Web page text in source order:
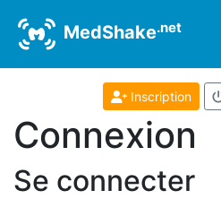
MedShake.net
Inscription
Connexion
Se connecter